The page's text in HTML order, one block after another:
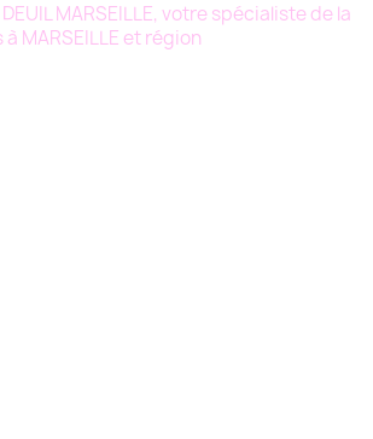
MARSEILLE, votre spécialiste de la
MARSEILLE et région